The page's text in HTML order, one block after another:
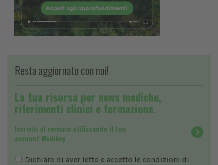
Resta aggiornato con noi!
La tua risorsa per news mediche,
riferimenti clinici e formazione.
Iscriviti al servizio utilizzando il tuo
account Medikey
Dichiaro di aver letto e accetto le condizioni di